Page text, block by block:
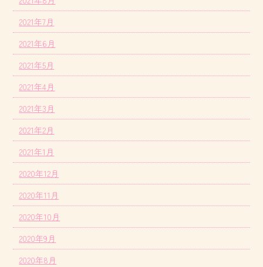
2021年7月
2021年6月
2021年5月
2021年4月
2021年3月
2021年2月
2021年1月
2020年12月
2020年11月
2020年10月
2020年9月
2020年8月